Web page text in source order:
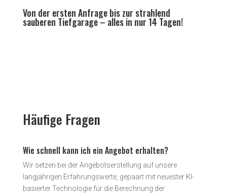
Von der ersten Anfrage bis zur strahlend
sauberen Tiefgarage – alles in nur 14 Tagen!
Häufige Fragen
Wie schnell kann ich ein Angebot erhalten?
Wir setzen bei der Angebotserstellung auf unsere
langjährigen Erfahrungswerte, gepaart mit neuester KI-
basierter Technologie für die Berechnung der